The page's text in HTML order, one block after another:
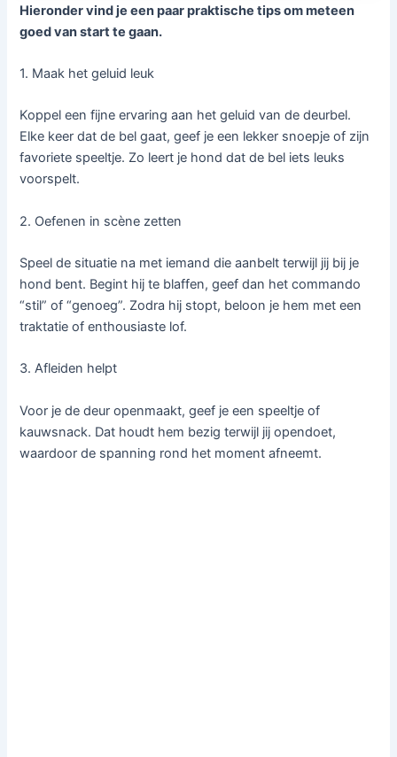
Hieronder vind je een paar praktische tips om meteen
goed van start te gaan.
1. Maak het geluid leuk
Koppel een fijne ervaring aan het geluid van de deurbel.
Elke keer dat de bel gaat, geef je een lekker snoepje of zijn
favoriete speeltje. Zo leert je hond dat de bel iets leuks
voorspelt.
2. Oefenen in scène zetten
Speel de situatie na met iemand die aanbelt terwijl jij bij je
hond bent. Begint hij te blaffen, geef dan het commando
“stil” of “genoeg”. Zodra hij stopt, beloon je hem met een
traktatie of enthousiaste lof.
3. Afleiden helpt
Voor je de deur openmaakt, geef je een speeltje of
kauwsnack. Dat houdt hem bezig terwijl jij opendoet,
waardoor de spanning rond het moment afneemt.